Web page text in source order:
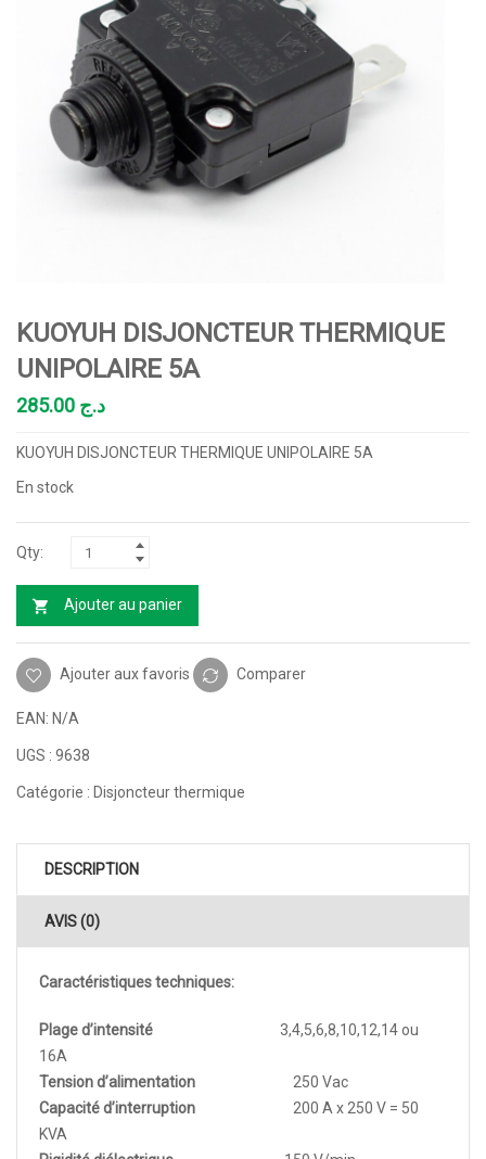
KUOYUH DISJONCTEUR THERMIQUE
UNIPOLAIRE 5A
د.ج
KUOYUH DISJONCTEUR THERMIQUE UNIPOLAIRE 5A
En stock
Ajouter au panier
Ajouter aux favoris Comparer
EAN: N/A
UGS : 9638
Catégorie : Disjoncteur thermique
DESCRIPTION
AVIS (0)
Caractéristiques techniques:
Plage d’intensité
3,4,5,6,8,10,12,14 ou
16A
Tension d’alimentation 250 Vac
Capacité d’interruption 200 A x 250 V = 50
KVA